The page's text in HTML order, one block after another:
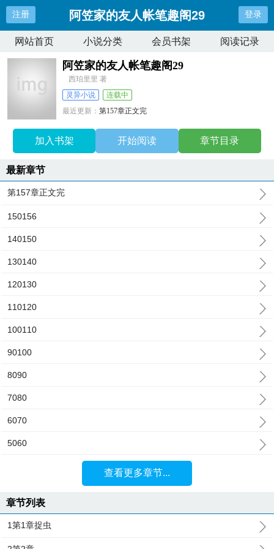
注册 阿笠家的友人帐笔趣阁29 登录
网站首页 小说分类 会员书架 阅读记录
阿笠家的友人帐笔趣阁29
西珀里里 著
灵异小说
连载中
最近更新：第157章正文完
加入书架 开始阅读 章节目录
最新章节
第157章正文完
150156
140150
130140
120130
110120
100110
90100
8090
7080
6070
5060
查看更多章节...
章节列表
1第1章捉虫